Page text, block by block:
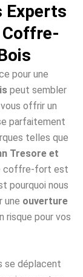
Experts
Coffre-
pour une
peut sembler
offrir un
parfaitement
telles que
Tresore et
coffre-fort est
pourquoi nous
une ouverture
risque pour vos
se déplacent